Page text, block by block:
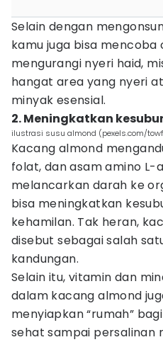
Selain dengan
kamu juga bisa mencoba
mengurangi nyeri haid,
hangat area yang nyeri
minyak esensial.
2. Meningkatkan
ilustrasi susu almond (pexels.com/
Kacang almond
folat, dan asam amino L-
melancarkan darah ke
bisa meningkatkan
kehamilan. Tak heran,
disebut sebagai salah
kandungan.
Selain itu, vitamin dan
dalam kacang almond
menyiapkan “rumah”
sehat sampai persalinan